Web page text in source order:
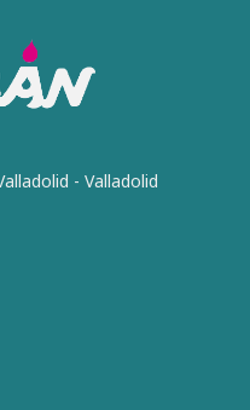
- Valladolid